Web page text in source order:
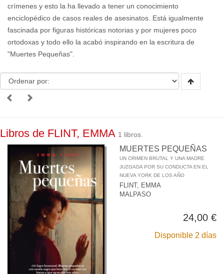
crímenes y esto la ha llevado a tener un conocimiento
enciclopédico de casos reales de asesinatos. Está igualmente
fascinada por figuras históricas notorias y por mujeres poco
ortodoxas y todo ello la acabó inspirando en la escritura de
"Muertes Pequeñas".
Libros de FLINT, EMMA 1 libros.
MUERTES PEQUEÑAS
UN CRIMEN BRUTAL Y UNA MADRE
JUZGADA POR SU CONDUCTA EN EL
NUEVA YORK DE LOS AÑO
FLINT, EMMA
MALPASO
24,00 €
Disponible 2 días